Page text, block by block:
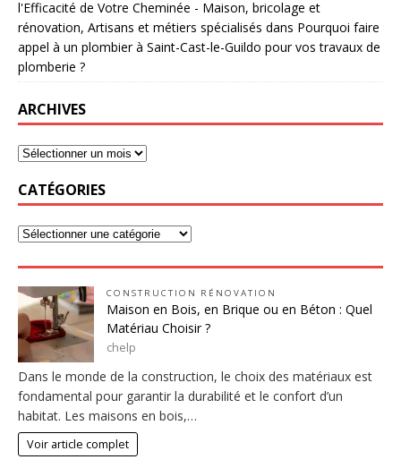
l'Efficacité de Votre Cheminée - Maison, bricolage et
rénovation, Artisans et métiers spécialisés dans Pourquoi faire
appel à un plombier à Saint-Cast-le-Guildo pour vos travaux de
plomberie ?
ARCHIVES
CATÉGORIES
CONSTRUCTION RÉNOVATION
Maison en Bois, en Brique ou en Béton : Quel
Matériau Choisir ?
chelp
Dans le monde de la construction, le choix des matériaux est
fondamental pour garantir la durabilité et le confort d’un
habitat. Les maisons en bois,…
Voir article complet